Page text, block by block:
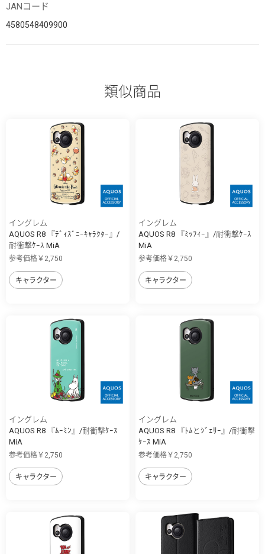
JANコード
4580548409900
類似商品
イングレム
AQUOS R8 『ﾃﾞｨｽﾞﾆｰｷｬﾗｸﾀｰ』/
耐衝撃ｹｰｽ MiA
参考価格￥2,750
キャラクター
イングレム
AQUOS R8 『ﾐｯﾌｨｰ』/耐衝撃ｹｰｽ
MiA
参考価格￥2,750
キャラクター
イングレム
AQUOS R8 『ﾑｰﾐﾝ』/耐衝撃ｹｰｽ
MiA
参考価格￥2,750
キャラクター
イングレム
AQUOS R8 『ﾄﾑとｼﾞｪﾘｰ』/耐衝撃
ｹｰｽ MiA
参考価格￥2,750
キャラクター